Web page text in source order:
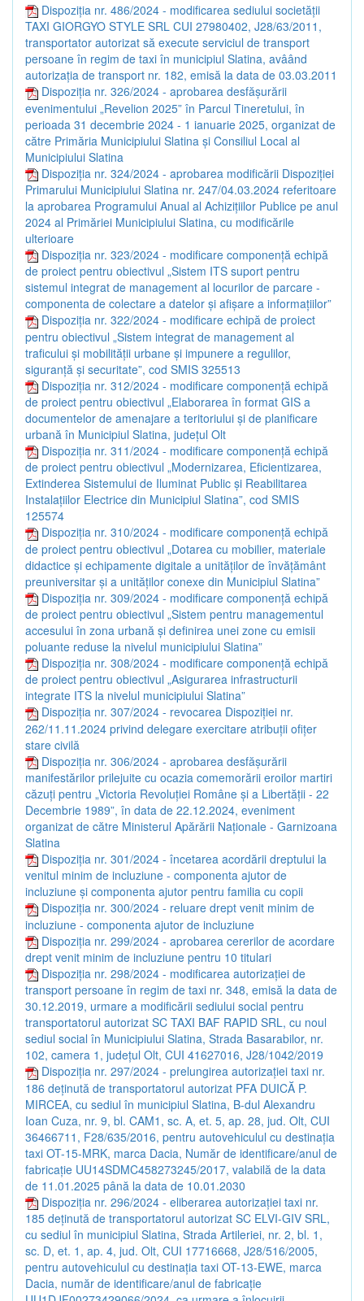
Dispoziția nr. 486/2024 - modificarea sediului societății
TAXI GIORGYO STYLE SRL CUI 27980402, J28/63/2011,
transportator autorizat să execute serviciul de transport
persoane în regim de taxi în municipiul Slatina, avâând
autorizația de transport nr. 182, emisă la data de 03.03.2011
Dispoziția nr. 326/2024 - aprobarea desfășurării
evenimentului „Revelion 2025” în Parcul Tineretului, în
perioada 31 decembrie 2024 - 1 ianuarie 2025, organizat de
către Primăria Municipiului Slatina și Consiliul Local al
Municipiului Slatina
Dispoziția nr. 324/2024 - aprobarea modificării Dispoziției
Primarului Municipiului Slatina nr. 247/04.03.2024 referitoare
la aprobarea Programului Anual al Achizițiilor Publice pe anul
2024 al Primăriei Municipiului Slatina, cu modificările
ulterioare
Dispoziția nr. 323/2024 - modificare componență echipă
de proiect pentru obiectivul „Sistem ITS suport pentru
sistemul integrat de management al locurilor de parcare -
componenta de colectare a datelor și afișare a informațiilor”
Dispoziția nr. 322/2024 - modificare echipă de proiect
pentru obiectivul „Sistem integrat de management al
traficului și mobilității urbane și impunere a regulilor,
siguranță și securitate”, cod SMIS 325513
Dispoziția nr. 312/2024 - modificare componență echipă
de proiect pentru obiectivul „Elaborarea în format GIS a
documentelor de amenajare a teritoriului și de planificare
urbană în Municipiul Slatina, județul Olt
Dispoziția nr. 311/2024 - modificare componență echipă
de proiect pentru obiectivul „Modernizarea, Eficientizarea,
Extinderea Sistemului de Iluminat Public și Reabilitarea
Instalațiilor Electrice din Municipiul Slatina”, cod SMIS
125574
Dispoziția nr. 310/2024 - modificare componență echipă
de proiect pentru obiectivul „Dotarea cu mobilier, materiale
didactice și echipamente digitale a unităților de învățământ
preuniversitar și a unităților conexe din Municipiul Slatina”
Dispoziția nr. 309/2024 - modificare componență echipă
de proiect pentru obiectivul „Sistem pentru managementul
accesului în zona urbană și definirea unei zone cu emisii
poluante reduse la nivelul municipiului Slatina”
Dispoziția nr. 308/2024 - modificare componență echipă
de proiect pentru obiectivul „Asigurarea infrastructurii
integrate ITS la nivelul municipiului Slatina”
Dispoziția nr. 307/2024 - revocarea Dispoziției nr.
262/11.11.2024 privind delegare exercitare atribuții ofițer
stare civilă
Dispoziția nr. 306/2024 - aprobarea desfășurării
manifestărilor prilejuite cu ocazia comemorării eroilor martiri
căzuți pentru „Victoria Revoluției Române și a Libertății - 22
Decembrie 1989”, în data de 22.12.2024, eveniment
organizat de către Ministerul Apărării Naționale - Garnizoana
Slatina
Dispoziția nr. 301/2024 - încetarea acordării dreptului la
venitul minim de incluziune - componenta ajutor de
incluziune și componenta ajutor pentru familia cu copii
Dispoziția nr. 300/2024 - reluare drept venit minim de
incluziune - componenta ajutor de incluziune
Dispoziția nr. 299/2024 - aprobarea cererilor de acordare
drept venit minim de incluziune pentru 10 titulari
Dispoziția nr. 298/2024 - modificarea autorizației de
transport persoane în regim de taxi nr. 348, emisă la data de
30.12.2019, urmare a modificării sediului social pentru
transportatorul autorizat SC TAXI BAF RAPID SRL, cu noul
sediul social în Municipiului Slatina, Strada Basarabilor, nr.
102, camera 1, județul Olt, CUI 41627016, J28/1042/2019
Dispoziția nr. 297/2024 - prelungirea autorizației taxi nr.
186 deținută de transportatorul autorizat PFA DUICĂ P.
MIRCEA, cu sediul în municipiul Slatina, B-dul Alexandru
Ioan Cuza, nr. 9, bl. CAM1, sc. A, et. 5, ap. 28, jud. Olt, CUI
36466711, F28/635/2016, pentru autovehiculul cu destinația
taxi OT-15-MRK, marca Dacia, Număr de identificare/anul de
fabricație UU14SDMC458273245/2017, valabilă de la data
de 11.01.2025 până la data de 10.01.2030
Dispoziția nr. 296/2024 - eliberarea autorizației taxi nr.
185 deținută de transportatorul autorizat SC ELVI-GIV SRL,
cu sediul în municipiul Slatina, Strada Artileriei, nr. 2, bl. 1,
sc. D, et. 1, ap. 4, jud. Olt, CUI 17716668, J28/516/2005,
pentru autovehiculul cu destinația taxi OT-13-EWE, marca
Dacia, număr de identificare/anul de fabricație